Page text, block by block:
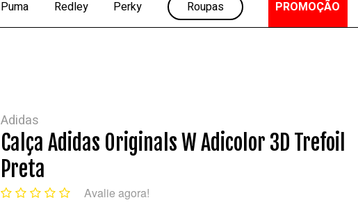
Puma Redley Perky Roupas PROMOÇÃO
Adidas
Calça Adidas Originals W Adicolor 3D Trefoil
Preta
Avalie agora!